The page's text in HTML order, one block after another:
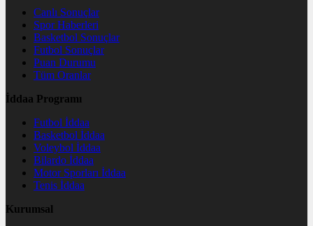
Canlı Sonuçlar
Spor Haberleri
Basketbol Sonuçlar
Futbol Sonuçlar
Puan Durumu
Tüm Oranlar
İddaa Programı
Futbol İddaa
Basketbol İddaa
Voleybol İddaa
Bilardo İddaa
Motor Sporları İddaa
Tenis İddaa
Kurumsal